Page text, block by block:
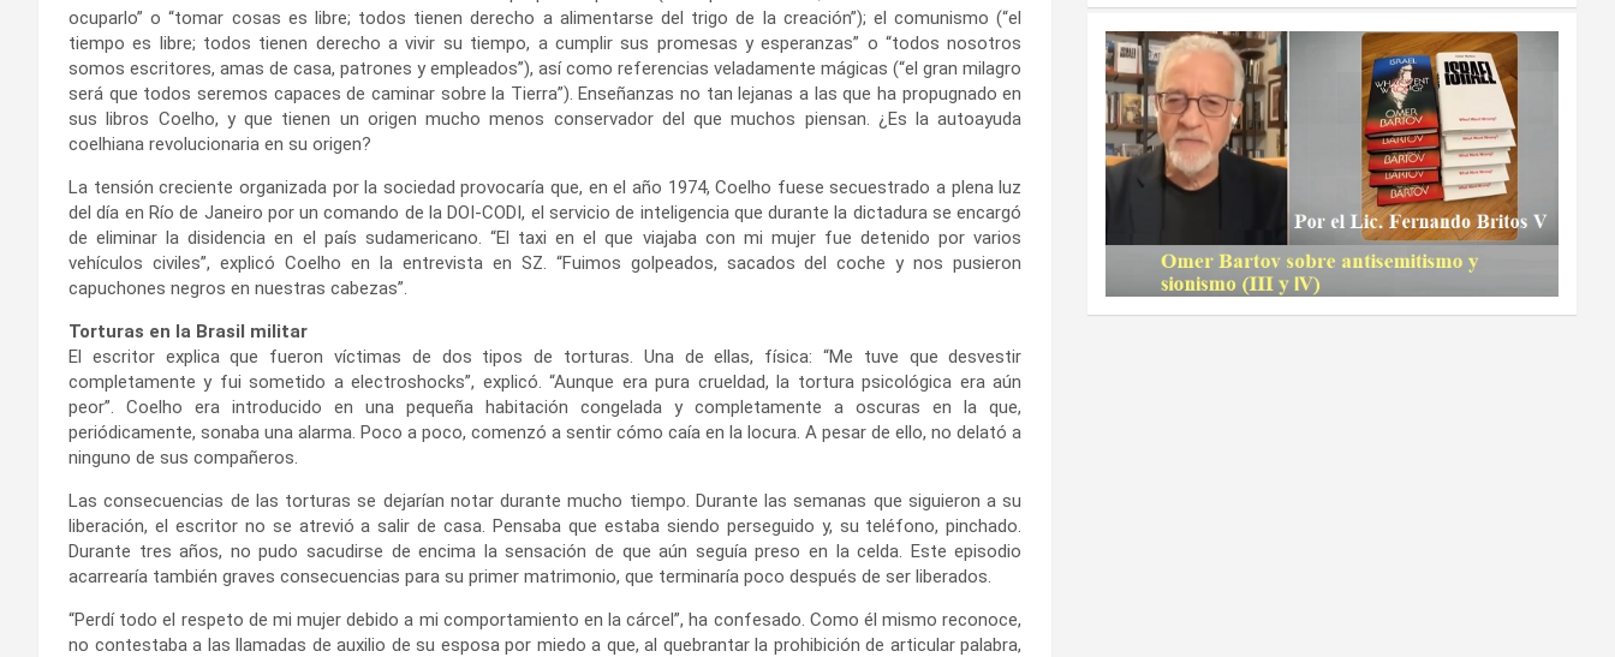
ocuparlo” o “tomar cosas es libre; todos tienen derecho a alimentarse del trigo de la creación”); el comunismo (“el
tiempo es libre; todos tienen derecho a vivir su tiempo, a cumplir sus promesas y esperanzas” o “todos nosotros
somos escritores, amas de casa, patrones y empleados”), así como referencias veladamente mágicas (“el gran milagro
será que todos seremos capaces de caminar sobre la Tierra”). Enseñanzas no tan lejanas a las que ha propugnado en
sus libros Coelho, y que tienen un origen mucho menos conservador del que muchos piensan. ¿Es la autoayuda
coelhiana revolucionaria en su origen?
La tensión creciente organizada por la sociedad provocaría que, en el año 1974, Coelho fuese secuestrado a plena luz
del día en Río de Janeiro por un comando de la DOI-CODI, el servicio de inteligencia que durante la dictadura se encargó
de eliminar la disidencia en el país sudamericano. “El taxi en el que viajaba con mi mujer fue detenido por varios
vehículos civiles”, explicó Coelho en la entrevista en SZ. “Fuimos golpeados, sacados del coche y nos pusieron
capuchones negros en nuestras cabezas”.
Torturas en la Brasil militar
El escritor explica que fueron víctimas de dos tipos de torturas. Una de ellas, física: “Me tuve que desvestir
completamente y fui sometido a electroshocks”, explicó. “Aunque era pura crueldad, la tortura psicológica era aún
peor”. Coelho era introducido en una pequeña habitación congelada y completamente a oscuras en la que,
periódicamente, sonaba una alarma. Poco a poco, comenzó a sentir cómo caía en la locura. A pesar de ello, no delató a
ninguno de sus compañeros.
Las consecuencias de las torturas se dejarían notar durante mucho tiempo. Durante las semanas que siguieron a su
liberación, el escritor no se atrevió a salir de casa. Pensaba que estaba siendo perseguido y, su teléfono, pinchado.
Durante tres años, no pudo sacudirse de encima la sensación de que aún seguía preso en la celda. Este episodio
acarrearía también graves consecuencias para su primer matrimonio, que terminaría poco después de ser liberados.
“Perdí todo el respeto de mi mujer debido a mi comportamiento en la cárcel”, ha confesado. Como él mismo reconoce,
no contestaba a las llamadas de auxilio de su esposa por miedo a que, al quebrantar la prohibición de articular palabra,